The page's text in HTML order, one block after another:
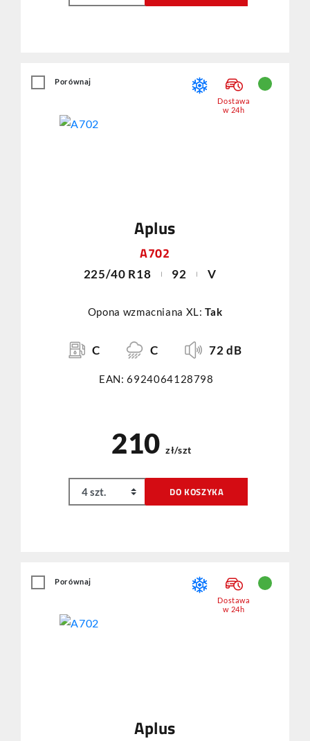
Aplus
A702
225/40 R18 92 V
Opona wzmacniana XL:Tak
C C 72 dB
EAN: 6924064128798
Porównaj
Dostawa
w 24h
210 zł/szt
DO KOSZYKA
Aplus
Porównaj
Dostawa
w 24h